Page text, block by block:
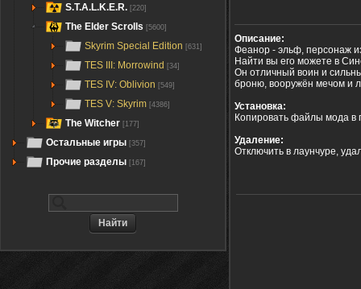
S.T.A.L.K.E.R. [220]
The Elder Scrolls [5600]
Skyrim Special Edition [631]
TES III: Morrowind [34]
TES IV: Oblivion [549]
TES V: Skyrim [4386]
The Witcher [177]
Остальные игры [357]
Прочие разделы [167]
Описание:
Феанор - эльф, персонаж
Найти вы его можете в
Он отличный воин и
броню, вооружён мечом и
Установка:
Копировать файлы мода в
Удаление:
Отключить в лаунчуре,